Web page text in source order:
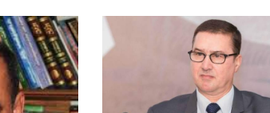
يدعو الى دعم
وحقوق الشعب